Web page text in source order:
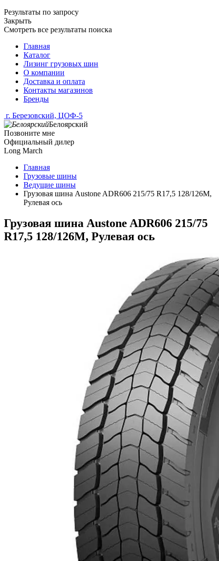
Результаты по запросу
Закрыть
Смотреть все результаты поиска
Главная
Каталог
Лизинг грузовых шин
О компании
Доставка и оплата
Контакты магазинов
Бренды
г. Березовский, ЦОФ-5
Белоярский
Позвоните мне
Официальный дилер
Long March
Главная
Грузовые шины
Ведущие шины
Грузовая шина Austone ADR606 215/75 R17,5 128/126M,
Рулевая ось
Грузовая шина Austone ADR606 215/75
R17,5 128/126M, Рулевая ось